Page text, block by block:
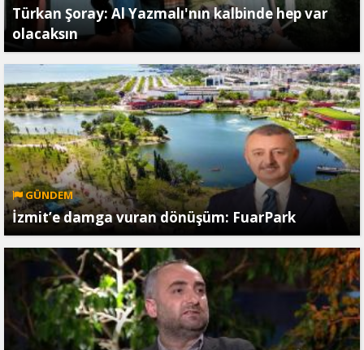
Türkan Şoray: Al Yazmalı'nın kalbinde hep var
olacaksın
GÜNDEM
İzmit’e damga vuran dönüşüm: FuarPark